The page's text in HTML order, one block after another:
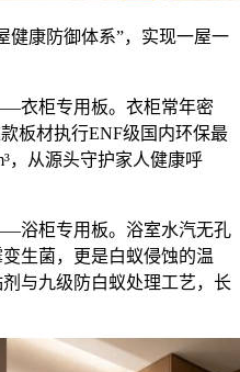
健康防御体系”，实现一屋一
衣柜专用板。衣柜常年密
板材执行ENF级国内环保最
，从源头守护家人健康呼
浴柜专用板。浴室水汽无孔
生菌，更是白蚁侵蚀的温
与九级防白蚁处理工艺，长